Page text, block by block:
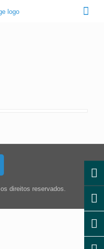
direitos reservados.